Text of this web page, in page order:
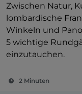
Zwischen Natur,
lombardische
Winkeln und
5 wichtige
einzutauchen.
2 Minuten